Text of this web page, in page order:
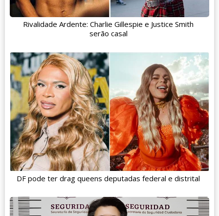
Rivalidade Ardente: Charlie Gillespie e Justice Smith
serão casal
DF pode ter drag queens deputadas federal e distrital